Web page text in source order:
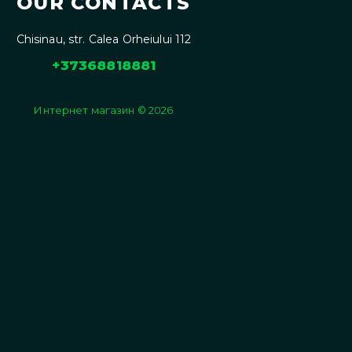
Chisinau, str. Calea Orheiului 112
+37368818881
Интернет магазин © 2026